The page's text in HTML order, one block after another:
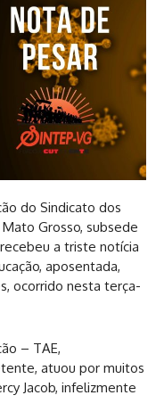
do Sindicato dos
Grosso, subsede
a triste notícia
aposentada,
ocorrido nesta terça-
– TAE,
atuou por muitos
Jacob, infelizmente